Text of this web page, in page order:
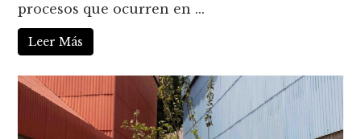
procesos que ocurren en ...
Leer Más